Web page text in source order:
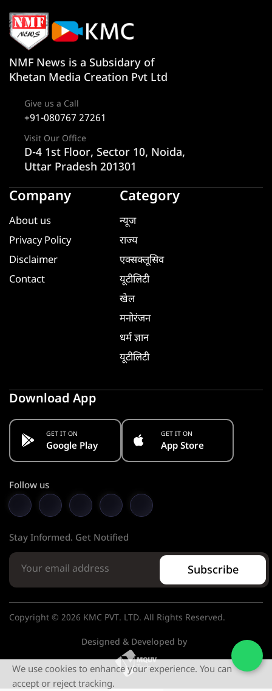
NMF News is a Subsidary of
Khetan Media Creation Pvt Ltd
Give us a Call
+91-080767 27261
Visit Our Office
D-4 1st Floor, Sector 10, Noida,
Uttar Pradesh 201301
Company
About us
Privacy Policy
Disclaimer
Contact
Category
न्यूज
राज्य
एक्सक्लूसिव
यूटीलिटी
खेल
मनोरंजन
धर्म ज्ञान
यूटीलिटी
Download App
GET IT ON
Google Play
GET IT ON
App Store
Follow us
Stay Informed. Get Notified
Subscribe
Copyright © 2026 KMC PVT. LTD. All Rights Reserved.
Designed & Developed by
We use cookies to enhance your experience. You can
accept or reject tracking.